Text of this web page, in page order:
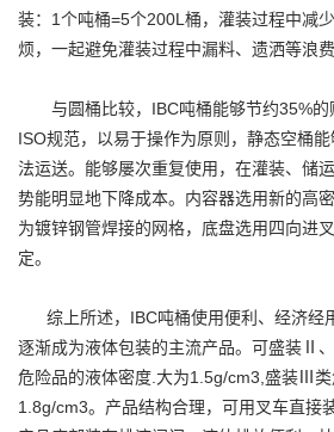
装：1个吨桶=5个200L桶，灌装过程中减
烦，一起避免灌装过程中漏料、遗洒等浪费
与圆桶比较，IBC吨桶能够节约35%的
ISO规范，以易于操作为原则，静态空桶
法运送。能够屡次重复使用，在灌装、储
势能明显地下降成本。内容器选用新的高
为镀锌钢管焊接的网格，底盘选用四向进
定。
综上所述，IBC吨桶使用便利、经济经
逐渐成为液体包装的主流产品。可盛装Ⅱ
危险品的液体密度.大为1.5g/cm3,盛装Ⅲ
1.8g/cm3。产品结构合理，可用叉车直接